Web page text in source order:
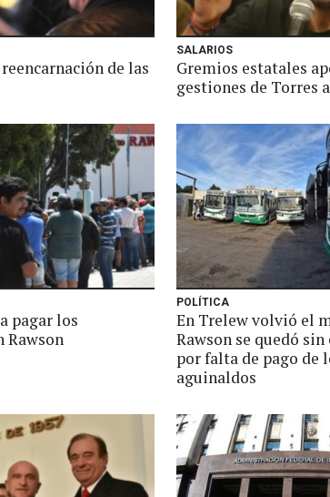
de las
SALARIOS
Gremios estatales
gestiones de Torres
pagar los
Rawson
POLÍTICA
En Trelew volvió el
Rawson se quedó
por falta de pago de
aguinaldos